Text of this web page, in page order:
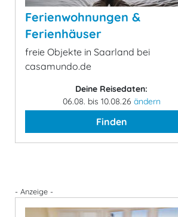
Ferienwohnungen &
Ferienhäuser
freie Objekte in Saarland bei
casamundo.de
Deine Reisedaten:
06.08. bis 10.08.26 ändern
Finden
- Anzeige -